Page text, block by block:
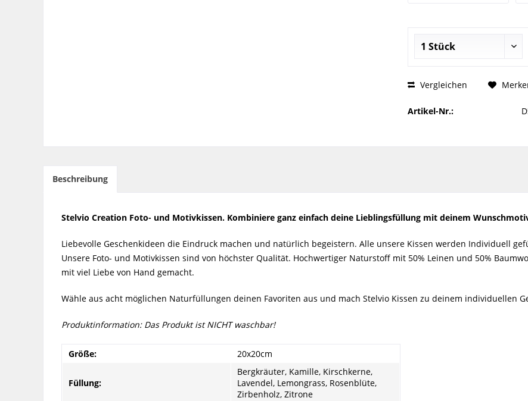
Vergleichen
Artikel-Nr.:
Beschreibung
Stelvio Creation Foto- und Motivkissen. Kombiniere ganz einfach deine Lieblingsfüllung mit deinem
Liebevolle Geschenkideen die Eindruck machen und natürlich begeistern. Alle unsere Kissen werden Individuell
Unsere Foto- und Motivkissen sind von höchster Qualität. Hochwertiger Naturstoff mit 50% Leinen und 50%
mit viel Liebe von Hand gemacht.
Wähle aus acht möglichen Naturfüllungen deinen Favoriten aus und mach Stelvio Kissen zu deinem individuellen
Produktinformation: Das Produkt ist NICHT waschbar!
Größe: 20x20cm
Füllung:
Bergkräuter, Kamille, Kirschkerne,
Lavendel, Lemongrass, Rosenblüte,
Zirbenholz, Zitrone